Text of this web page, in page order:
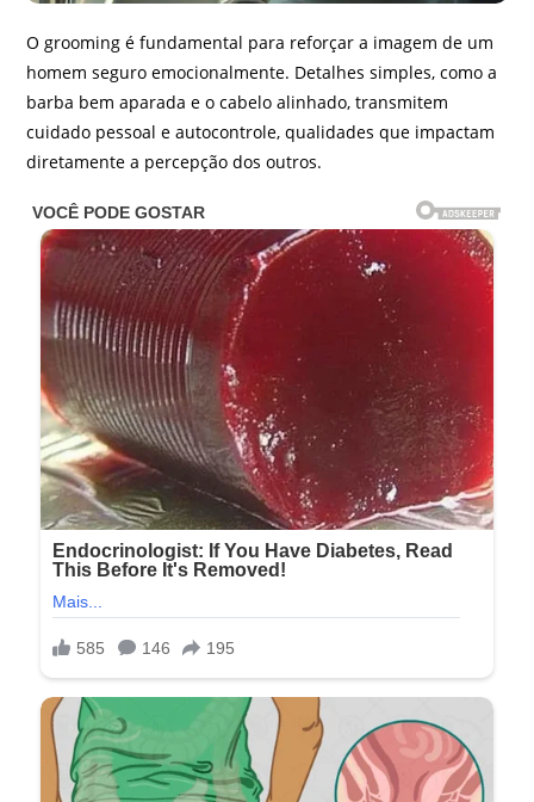
O grooming é fundamental para reforçar a imagem de um
homem seguro emocionalmente. Detalhes simples, como a
barba bem aparada e o cabelo alinhado, transmitem
cuidado pessoal e autocontrole, qualidades que impactam
diretamente a percepção dos outros.